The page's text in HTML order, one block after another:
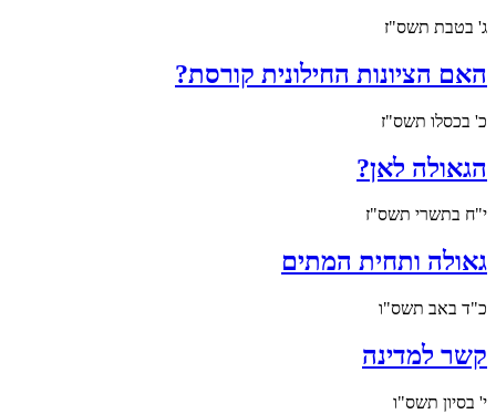
ג' בטבת תשס"ז
האם הציונות החילונית קורסת?
כ' בכסלו תשס"ז
הגאולה לאן?
י"ח בתשרי תשס"ז
גאולה ותחית המתים
כ"ד באב תשס"ו
קשר למדינה
י' בסיון תשס"ו